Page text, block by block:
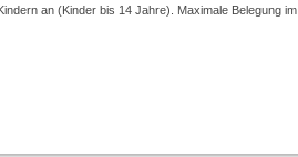
an (Kinder bis 14 Jahre). Maximale Belegung im